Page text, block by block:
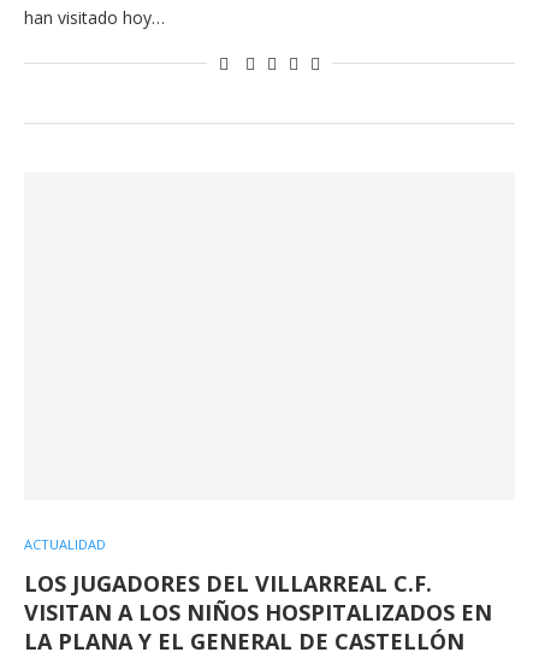
han visitado hoy…
ACTUALIDAD
LOS JUGADORES DEL VILLARREAL C.F.
VISITAN A LOS NIÑOS HOSPITALIZADOS EN
LA PLANA Y EL GENERAL DE CASTELLÓN